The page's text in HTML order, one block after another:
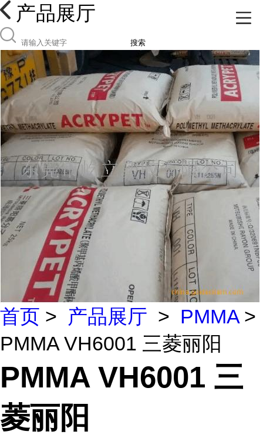
产品展厅
搜索
首页 > 产品展厅 > PMMA >
PMMA VH6001 三菱丽阳
PMMA VH6001 三
菱丽阳